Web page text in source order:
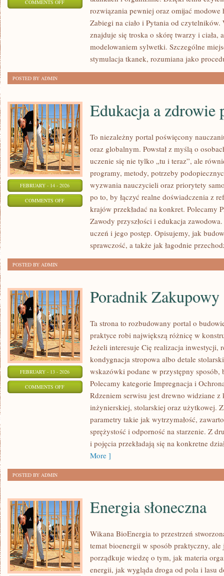
COMMENTS OFFON
ZABIEGÓW
rozwiązania pewniej oraz omijać modowe
Zabiegi na ciało i Pytania od czytelników.
znajduje się troska o skórę twarzy i ciała,
modelowaniem sylwetki. Szczególne
stymulacja tkanek, rozumiana jako
POSTED BY ADMIN
FEBRUARY - 14 - 2026
COMMENTS OFFON
PSYCHICZNE
Edukacja a zdrowie
To niezależny portal poświęcony
oraz globalnym. Powstał z myślą o
uczenie się nie tylko „tu i teraz”, ale
programy, metody, potrzeby
wyzwania nauczycieli oraz priorytety
po to, by łączyć realne doświadczenia z
krajów przekładać na konkret. Polecamy
Zawody przyszłości i edukacja
uczeń i jego postęp. Opisujemy, jak
sprawczość, a także jak łagodnie
POSTED BY ADMIN
FEBRUARY - 13 - 2026
COMMENTS OFFON
ZAKUPOWY
Poradnik Zakupowy
Ta strona to rozbudowany portal o
praktyce robi największą różnicę w
Jeżeli interesuje Cię realizacja inwestycji,
kondygnacja stropowa albo detale
wskazówki podane w przystępny
Polecamy kategorie Impregnacja i
Rdzeniem serwisu jest drewno widziane
inżynierskiej, stolarskiej oraz użytkowej.
parametry takie jak wytrzymałość,
sprężystość i odporność na starzenie. Z
i pojęcia przekładają się na konkretne
More ]
POSTED BY ADMIN
Energia słoneczna
Wikana BioEnergia to przestrzeń
temat bioenergii w sposób praktyczny,
porządkuje wiedzę o tym, jak materia
energii, jak wygląda droga od pola i lasu